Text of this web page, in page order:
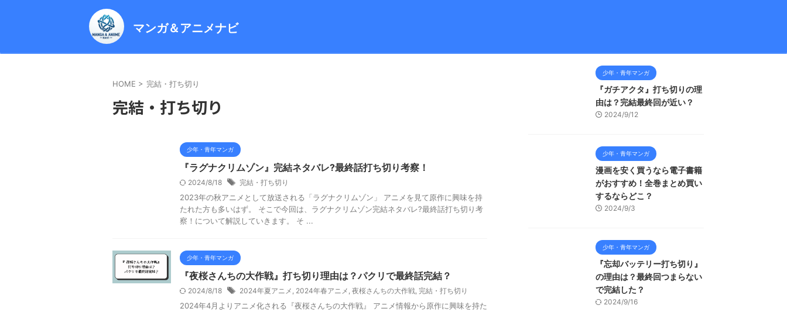
マンガ＆アニメナビ
HOME > 完結・打ち切り
完結・打ち切り
少年・青年マンガ
『ラグナクリムゾン』完結ネタバレ?最終話打ち切り考察！
2024/8/18 完結・打ち切り
2023年の秋アニメとして放送される「ラグナクリムゾン」 アニメを見て原作に興味を持
たれた方も多いはず。 そこで今回は、ラグナクリムゾン完結ネタバレ?最終話打ち切り考
察！について解説していきます。 そ ...
少年・青年マンガ
『夜桜さんちの大作戦』打ち切り理由は？パクリで最終話完結？
2024/8/18 2024年夏アニメ , 2024年春アニメ , 夜桜さんちの大作戦, 完結・打ち切り
2024年4月よりアニメ化される『夜桜さんちの大作戦』 アニメ情報から原作に興味を持た
少年・青年マンガ
『ガチアクタ』打ち切りの理
由は？完結最終回が近い？
2024/9/12
少年・青年マンガ
漫画を安く買うなら電子書籍
がおすすめ！全巻まとめ買い
するならどこ？
2024/9/3
少年・青年マンガ
『忘却バッテリー打ち切り』
の理由は？最終回つまらない
で完結した？
2024/9/16